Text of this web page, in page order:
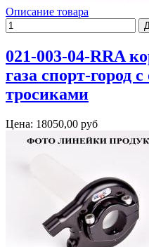
Описание товара
021-003-04-RRA
газа спорт-город
тросиками
Цена: 18050,00 руб